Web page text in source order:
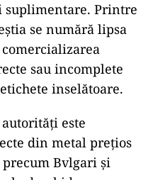
Printre
se numără lipsa
sau incomplete
inselătoare.
este
din metal prețios
Bvlgari și